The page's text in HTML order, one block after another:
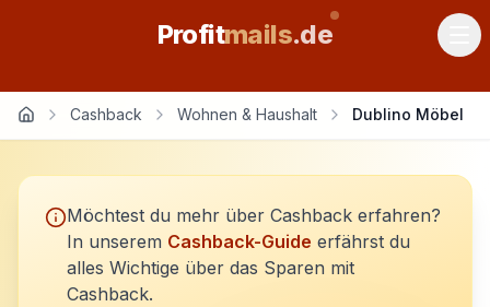
Profitmails.de
Cashback Wohnen & Haushalt Dublino Möbel
Möchtest du mehr über Cashback erfahren?
In unserem Cashback-Guide erfährst du
alles Wichtige über das Sparen mit
Cashback.